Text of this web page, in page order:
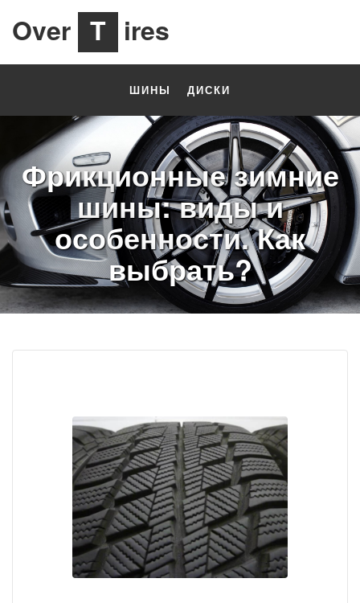
Over T ires
ШИНЫ ДИСКИ
Фрикционные зимние
шины: виды и
особенности. Как
выбрать?